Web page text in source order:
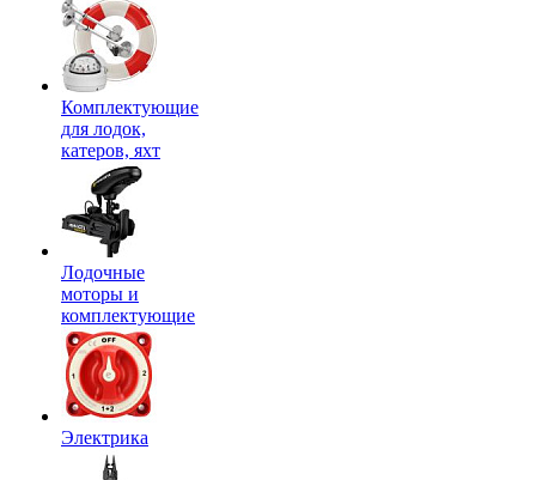
Комплектующие
для лодок,
катеров, яхт
Лодочные
моторы и
комплектующие
Электрика